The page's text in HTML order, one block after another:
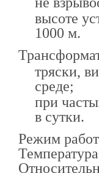
высоте
1000 м.
тряски,
среде;
при
в сутки.
Режим